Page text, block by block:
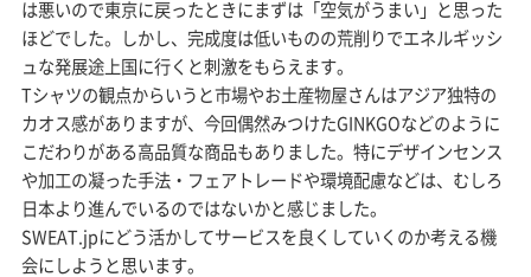
は悪いので東京に戻ったときにまずは「空気がうまい」と思った
ほどでした。しかし、完成度は低いものの荒削りでエネルギッシ
ュな発展途上国に行くと刺激をもらえます。
Tシャツの観点からいうと市場やお土産物屋さんはアジア独特の
カオス感がありますが、今回偶然みつけたGINKGOなどのように
こだわりがある高品質な商品もありました。特にデザインセンス
や加工の凝った手法・フェアトレードや環境配慮などは、むしろ
日本より進んでいるのではないかと感じました。
SWEAT.jpにどう活かしてサービスを良くしていくのか考える機
会にしようと思います。